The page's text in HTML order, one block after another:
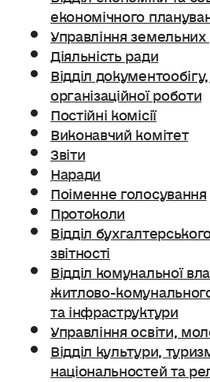
економічного
Управління земельних
Діяльність ради
Відділ
організаційної роботи
Постійні комісії
Виконавчий комітет
Звіти
Наради
Поіменне голосування
Протоколи
Відділ
звітності
Відділ комунальної
житлово-
та інфраструктури
Управління освіти,
Відділ культури,
національностей та